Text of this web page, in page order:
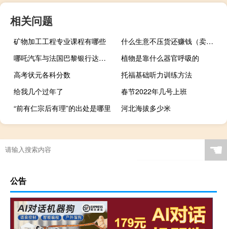
相关问题
矿物加工工程专业课程有哪些
什么生意不压货还赚钱（卖什么利润大不压货）
哪吒汽车与法国巴黎银行达成汽车金融战略性合作
植物是靠什么器官呼吸的
高考状元各科分数
托福基础听力训练方法
给我几个过年了
春节2022年几号上班
“前有仁宗后有理”的出处是哪里
河北海拔多少米
☚
公告